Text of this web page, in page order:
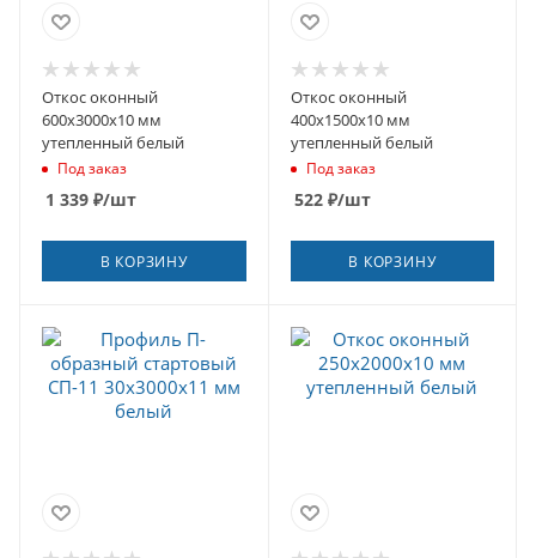
Откос оконный
600х3000х10 мм
утепленный белый
Под заказ
1 339 ₽/шт
В КОРЗИНУ
Откос оконный
400х1500х10 мм
утепленный белый
Под заказ
522₽/шт
В КОРЗИНУ